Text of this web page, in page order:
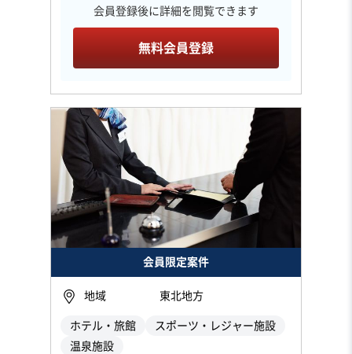
会員登録後に詳細を閲覧できます
無料会員登録
会員限定案件
地域 東北地方
ホテル・旅館
スポーツ・レジャー施設
温泉施設